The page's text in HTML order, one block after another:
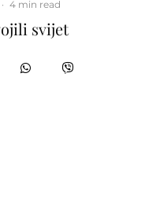
· 4 min read
svijet